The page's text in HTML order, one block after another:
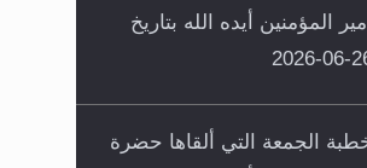
أمير المؤمنين أيده الله بتاريخ
26-
الجمعة التي ألقاها حضرة